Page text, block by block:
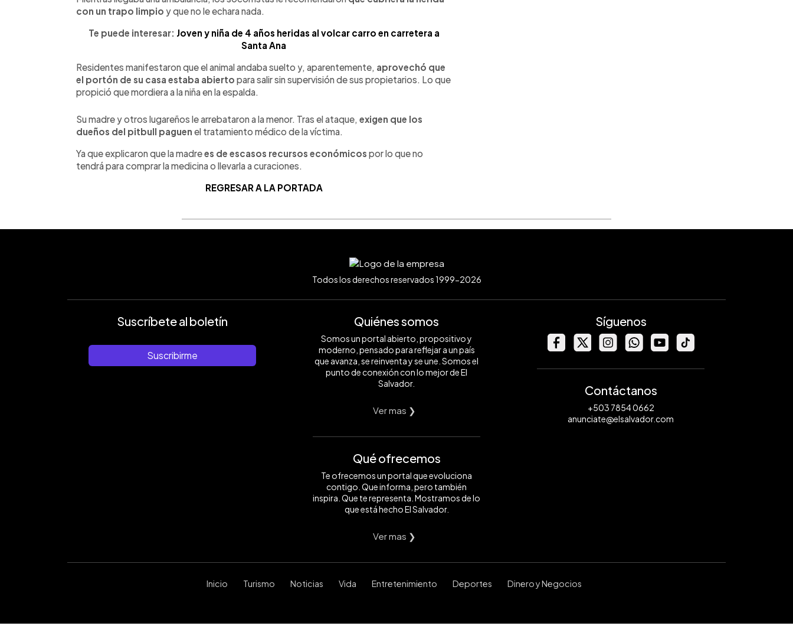
con un trapo limpio y que no le echara nada.
Te puede interesar: Joven y niña de 4 años heridas al volcar carro en carretera a
Santa Ana
Residentes manifestaron que el animal andaba suelto y, aparentemente, aprovechó que
el portón de su casa estaba abierto para salir sin supervisión de sus propietarios. Lo que
propició que mordiera a la niña en la espalda.
Su madre y otros lugareños le arrebataron a la menor. Tras el ataque, exigen que los
dueños del pitbull paguen el tratamiento médico de la víctima.
Ya que explicaron que la madrees de escasos recursos económicos por lo que no
tendrá para comprar la medicina o llevarla a curaciones.
REGRESAR A LA PORTADA
Todos los derechos reservados 1999-2026
Suscríbete al boletín
Suscribirme
Quiénes somos
Somos un portal abierto, propositivo y
moderno, pensado para reflejar a un país
que avanza, se reinventa y se une. Somos el
punto de conexión con lo mejor de El
Salvador.
Ver mas ❯
Qué ofrecemos
Te ofrecemos un portal que evoluciona
contigo. Que informa, pero también
inspira. Que te representa. Mostramos de lo
que está hecho El Salvador.
Ver mas ❯
Síguenos
Contáctanos
+503 7854 0662
anunciate@elsalvador.com
Inicio Turismo Noticias Vida Entretenimiento Deportes Dinero y Negocios